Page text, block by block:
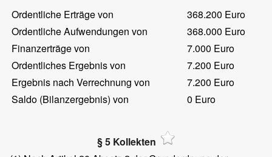
Ordentliche Erträge von
368.200 Euro
Ordentliche Aufwendungen von
368.000 Euro
Finanzerträge von
7.000 Euro
Ordentliches Ergebnis von
7.200 Euro
Ergebnis nach Verrechnung von
7.200 Euro
Saldo (Bilanzergebnis) von
0 Euro
§ 5 Kollekten